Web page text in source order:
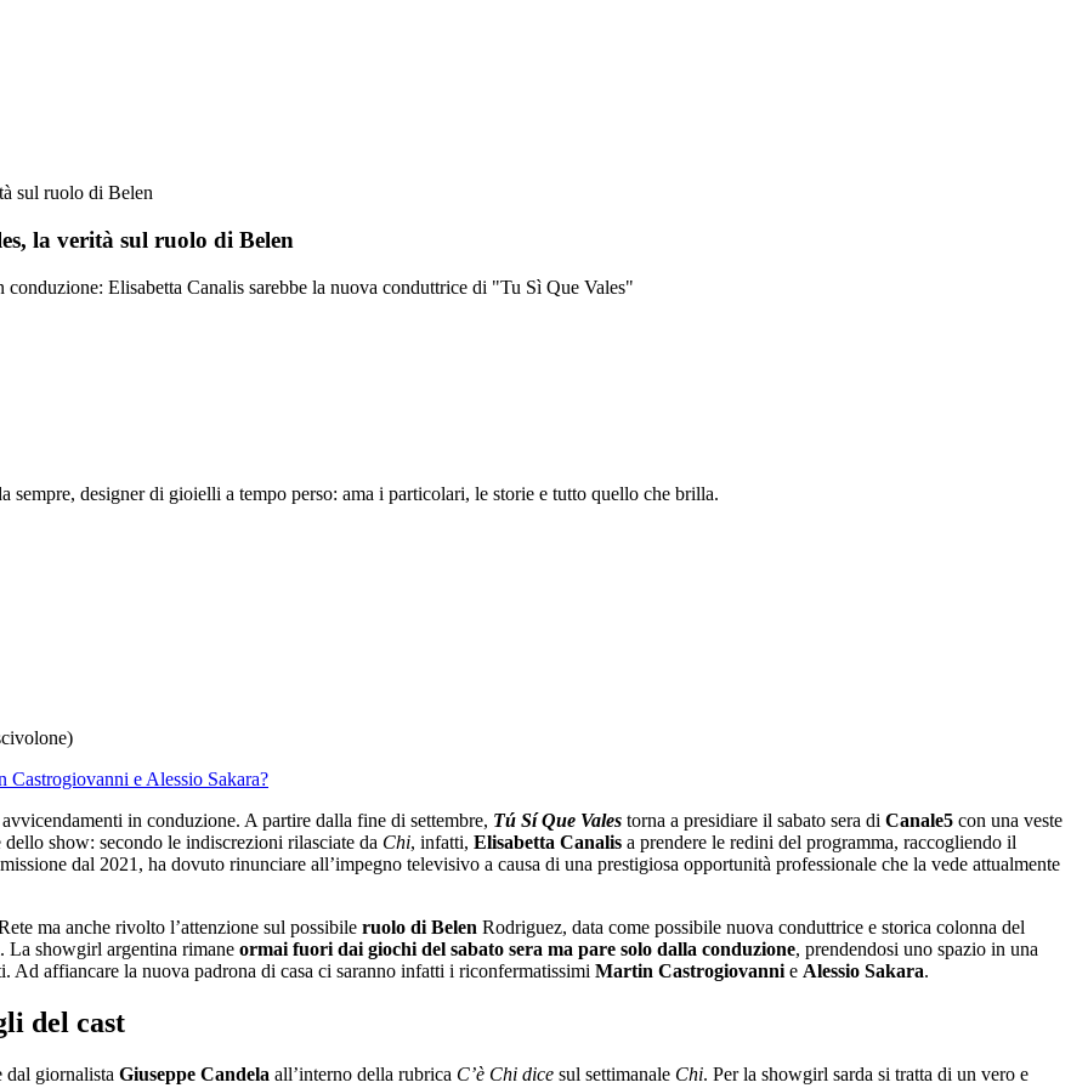
sul ruolo di Belen
la verità sul ruolo di Belen
Elisabetta Canalis sarebbe la nuova conduttrice di "Tu Sì Que Vales"
sempre, designer di gioielli a tempo perso: ama i particolari, le storie e tutto quello che brilla.
Castrogiovanni e Alessio Sakara?
in conduzione. A partire dalla fine di settembre, Tú Sí Que Vales torna a presidiare il sabato sera di Canale5 con una veste
show: secondo le indiscrezioni rilasciate da Chi, infatti, Elisabetta Canalis a prendere le redini del programma, raccogliendo il
dal 2021, ha dovuto rinunciare all’impegno televisivo a causa di una prestigiosa opportunità professionale che la vede attualmente
ma anche rivolto l’attenzione sul possibile ruolo di Belen Rodriguez, data come possibile nuova conduttrice e storica colonna del
La showgirl argentina rimane ormai fuori dai giochi del sabato sera ma pare solo dalla conduzione, prendendosi uno spazio in una
Ad affiancare la nuova padrona di casa ci saranno infatti i riconfermatissimi Martin Castrogiovanni e Alessio Sakara.
del cast
dal giornalista Giuseppe Candela all’interno della rubrica C’è Chi dice sul settimanale Chi. Per la showgirl sarda si tratta di un vero e